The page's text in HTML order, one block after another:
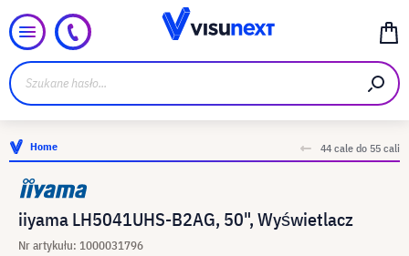
Home 44 cale do 55 cali
iiyama LH5041UHS-B2AG, 50", Wyświetlacz
Nr artykułu: 1000031796